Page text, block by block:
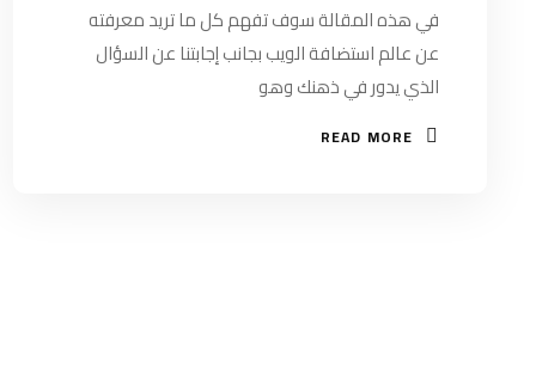
في هذه المقالة سوف تفهم كل ما تريد معرفته
عن عالم استضافة الويب بجانب إجابتنا عن السؤال
الذي يدور في ذهنك وهو
READ MORE